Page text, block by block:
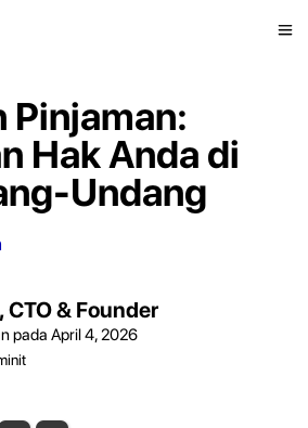
Pinjaman:
Hak Anda di
Undang
CTO & Founder
pada April 4, 2026